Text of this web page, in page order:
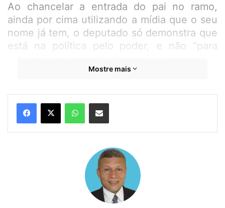
Ao chancelar a entrada do pai no ramo,
ainda por cima utilizando a mídia que o seu
nome já tem, o deputado só demonstra que
está na política pelo poder, e não “para
foi apagado e a estratégia de fake news foi
usada.
espalhou a arte da sua pré-candidatura até
para amigos do trabalho, acompanhada de
uma mensagem de apoio ao presidente
Mostre mais